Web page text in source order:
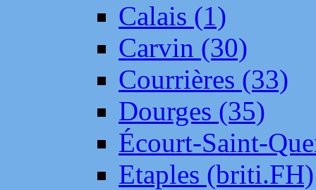
Calais (1)
Carvin (30)
Courrières (33)
Dourges (35)
Écourt-Saint-
Etaples (briti.FH)